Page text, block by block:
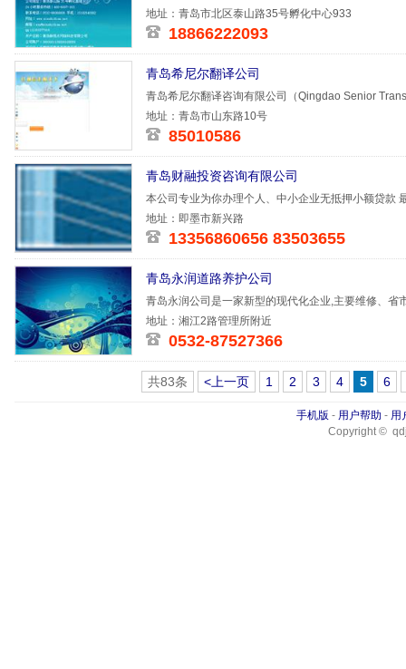
地址：青岛市北区泰山路35号孵化中心933
18866222093
青岛希尼尔翻译公司
青岛希尼尔翻译咨询有限公司（Qingdao Senior
业翻
地址：青岛市山东路10号
85010586
青岛财融投资咨询有限公司
本公司专业为你办理个人、中小企业无抵押小额贷款
青岛 2、
地址：即墨市新兴路
13356860656 83503655
青岛永润道路养护公司
青岛永润公司是一家新型的现代化企业,主要维修、
平方米，
地址：湘江2路管理所附近
0532-87527366
共83条 <上一页 1 2 3 4 5 6
手机版 - 用户帮助 - 用
Copyright ©